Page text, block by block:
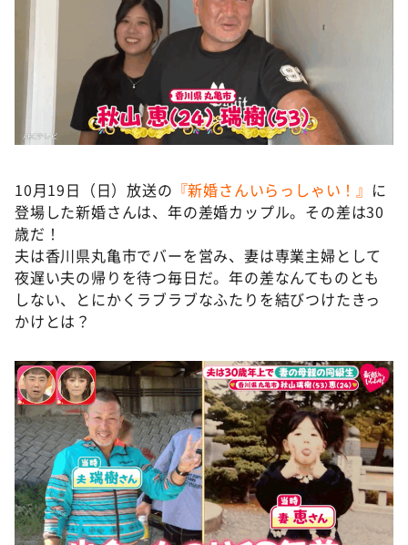
DAIGOも台所 ～きょうの献立 何にする？～
本日はダイアンなり！シーズン２
朝だ！生です旅サラダ
教えて！ニュースライブ 正義のミカタ
ＬＩＦＥ～夢のカタチ～
ポツンと一軒家
ぺこぱのまるスポ
アナ回覧板
10月19日（日）放送の 『新婚さんいらっしゃい！』 に
登場した新婚さんは、年の差婚カップル。その差は30
歳だ！
夫は香川県丸亀市でバーを営み、妻は専業主婦として
夜遅い夫の帰りを待つ毎日だ。年の差なんてものとも
しない、とにかくラブラブなふたりを結びつけたきっ
かけとは？